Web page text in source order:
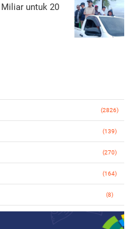
Miliar untuk 20
(2826)
(139)
(270)
(164)
(8)
(112)